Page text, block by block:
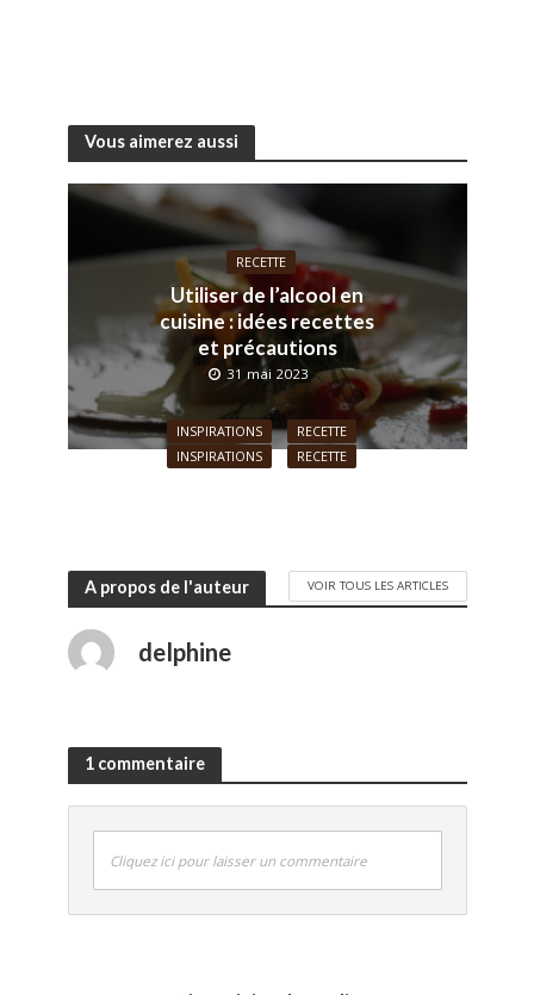
Vous aimerez aussi
RECETTE
Utiliser de l’alcool en
cuisine : idées recettes
et précautions
31 mai 2023
INSPIRATIONS RECETTE
Quelles sont les recettes
INSPIRATIONS RECETTE
A propos de l'auteur VOIR TOUS LES ARTICLES
delphine
1 commentaire
Cliquez ici pour laisser un commentaire